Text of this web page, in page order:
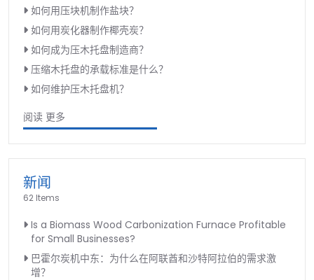
如何用压块机制作盐块？
如何用炭化器制作椰壳炭？
如何成为压木托盘制造商？
压缩木托盘的承载标准是什么？
如何维护压木托盘机？
阅读 更多
新闻
62 Items
Is a Biomass Wood Carbonization Furnace Profitable
for Small Businesses?
巴霍尔炭机中东：为什么在阿联酋和沙特阿拉伯的需求激
增？